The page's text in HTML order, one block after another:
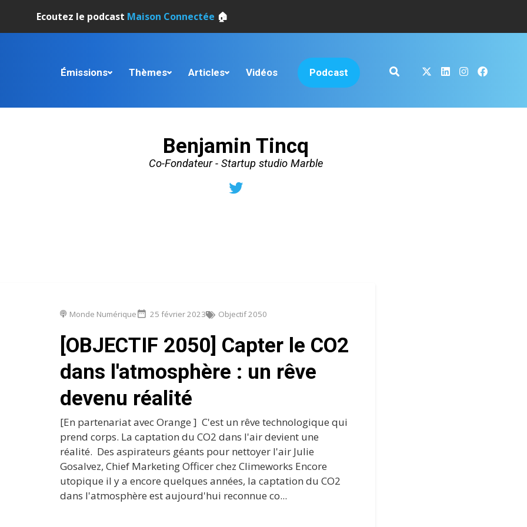
Ecoutez le podcast Maison Connectée 🏠
Émissions Thèmes Articles Vidéos Podcast
Benjamin Tincq
Co-Fondateur - Startup studio Marble
Monde Numérique 25 février 2023 Objectif 2050
[OBJECTIF 2050] Capter le CO2
dans l'atmosphère : un rêve
devenu réalité
[En partenariat avec Orange ] C'est un rêve technologique qui
prend corps. La captation du CO2 dans l'air devient une
réalité. Des aspirateurs géants pour nettoyer l'air Julie
Gosalvez, Chief Marketing Officer chez Climeworks Encore
utopique il y a encore quelques années, la captation du CO2
dans l'atmosphère est aujourd'hui reconnue co...